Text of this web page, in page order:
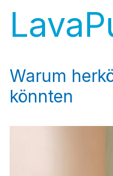
Warum
könnten